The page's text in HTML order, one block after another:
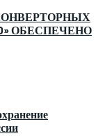
ОБЕСПЕЧЕНО